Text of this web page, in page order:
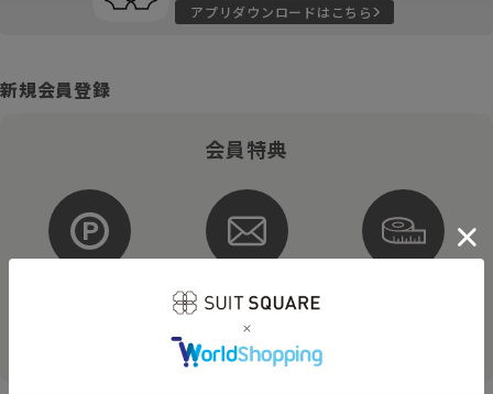
アプリダウンロードはこちら
新規会員登録
会員特典
メルマガ配信
そのほかにもさまざまなキャンペーンを予定しています。